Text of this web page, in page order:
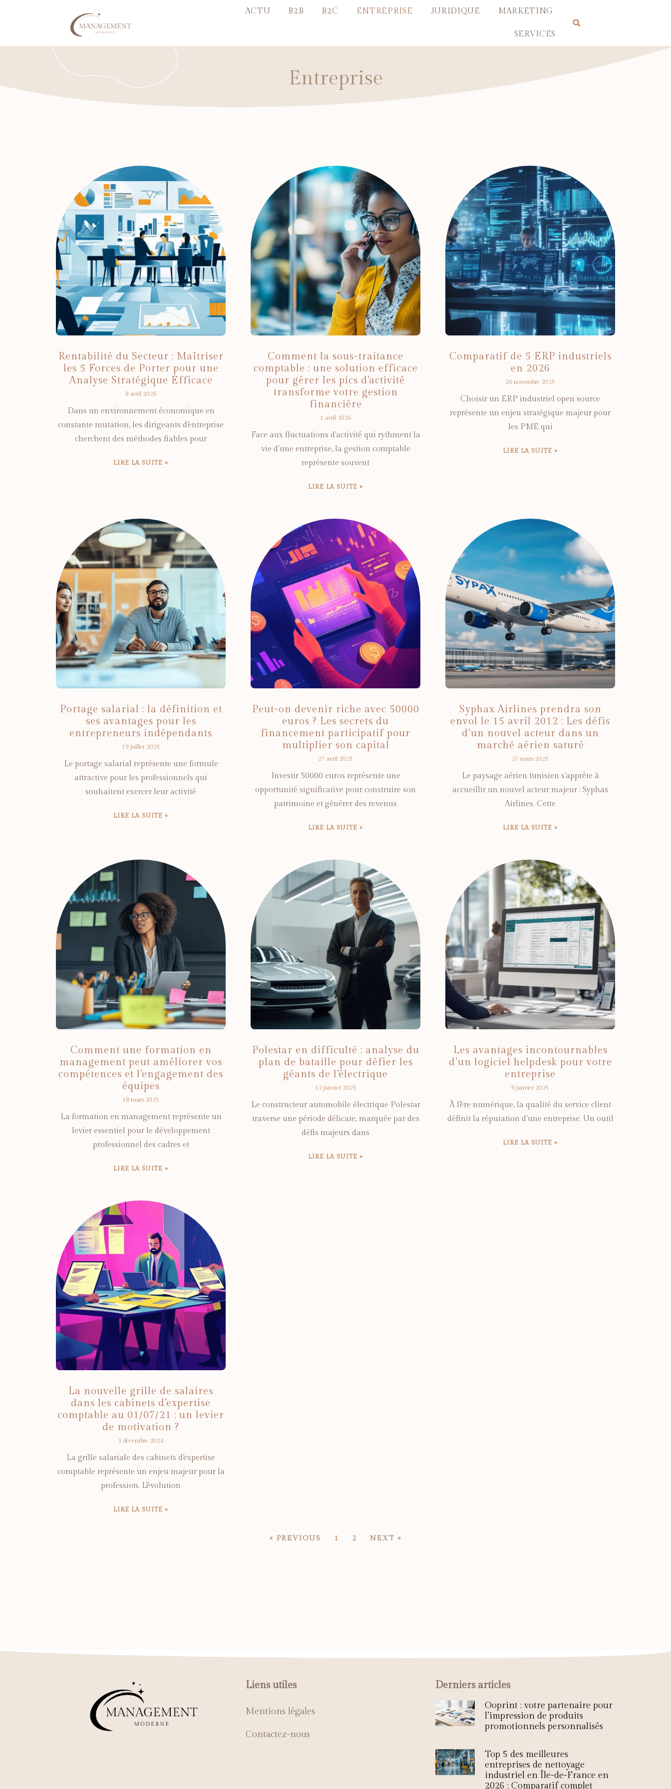
ACTU B2B B2C ENTREPRISE JURIDIQUE MARKETING
SERVICES
Entreprise
Rentabilité du Secteur : Maîtriser
les 5 Forces de Porter pour une
Analyse Stratégique Efficace
8 avril 2026
Dans un environnement économique en
constante mutation, les dirigeants d’entreprise
cherchent des méthodes fiables pour
LIRE LA SUITE »
Comment la sous-traitance
comptable : une solution efficace
pour gérer les pics d’activité
transforme votre gestion
financière
1 avril 2026
Face aux fluctuations d'activité qui rythment la
vie d'une entreprise, la gestion comptable
représente souvent
LIRE LA SUITE »
Comparatif de 5 ERP industriels
en 2026
26 novembre 2025
Choisir un ERP industriel open source
représente un enjeu stratégique majeur pour
les PME qui
LIRE LA SUITE »
Portage salarial : la définition et
ses avantages pour les
entrepreneurs indépendants
19 juillet 2025
Le portage salarial représente une formule
attractive pour les professionnels qui
souhaitent exercer leur activité
LIRE LA SUITE »
Peut-on devenir riche avec 50000
euros ? Les secrets du
financement participatif pour
multiplier son capital
27 avril 2025
Investir 50000 euros représente une
opportunité significative pour construire son
patrimoine et générer des revenus
LIRE LA SUITE »
Syphax Airlines prendra son
envol le 15 avril 2012 : Les défis
d’un nouvel acteur dans un
marché aérien saturé
27 mars 2025
Le paysage aérien tunisien s'apprête à
accueillir un nouvel acteur majeur : Syphax
Airlines. Cette
LIRE LA SUITE »
Comment une formation en
management peut améliorer vos
compétences et l’engagement des
équipes
18 mars 2025
La formation en management représente un
levier essentiel pour le développement
professionnel des cadres et
LIRE LA SUITE »
Polestar en difficulté : analyse du
plan de bataille pour défier les
géants de l’électrique
12 janvier 2025
Le constructeur automobile électrique Polestar
traverse une période délicate, marquée par des
défis majeurs dans
LIRE LA SUITE »
Les avantages incontournables
d’un logiciel helpdesk pour votre
entreprise
9 janvier 2025
À l’ère numérique, la qualité du service client
définit la réputation d’une entreprise. Un outil
LIRE LA SUITE »
La nouvelle grille de salaires
dans les cabinets d’expertise
comptable au 01/07/21 : un levier
de motivation ?
1 décembre 2024
La grille salariale des cabinets d’expertise
comptable représente un enjeu majeur pour la
profession. L’évolution
LIRE LA SUITE »
« PREVIOUS 1 2 NEXT »
Liens utiles
Mentions légales
Contactez-nous
Derniers articles
Ooprint : votre partenaire pour
l’impression de produits
promotionnels personnalisés
Top 5 des meilleures
entreprises de nettoyage
industriel en Île-de-France en
2026 : Comparatif complet